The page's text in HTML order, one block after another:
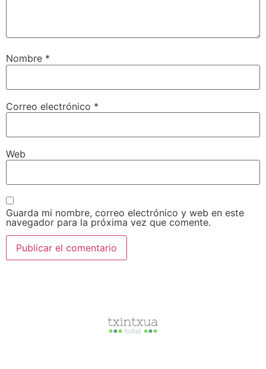
Nombre *
Correo electrónico *
Web
Guarda mi nombre, correo electrónico y web en este
navegador para la próxima vez que comente.